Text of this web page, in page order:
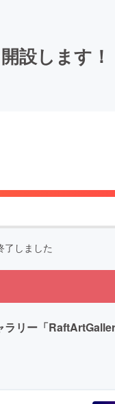
設します！
了しました
リー「